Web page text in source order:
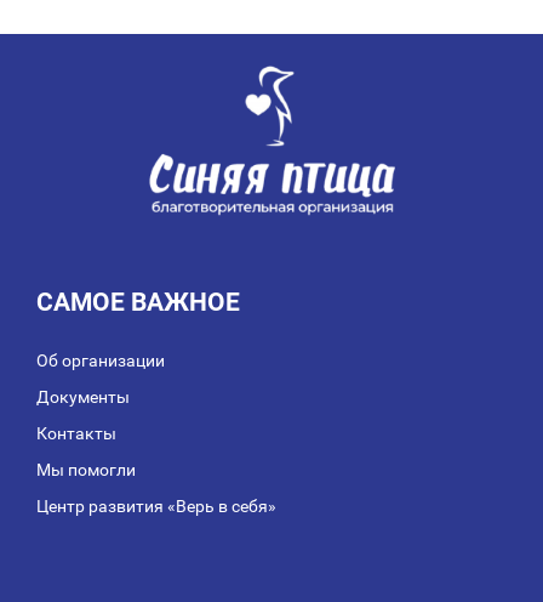
САМОЕ ВАЖНОЕ
Об организации
Документы
Контакты
Мы помогли
Центр развития «Верь в себя»